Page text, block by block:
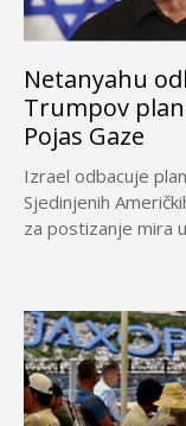
Netanyahu
Trumpov
Pojas Gaze
Izrael odbacuje plan
Sjedinjenih
za postizanje mira